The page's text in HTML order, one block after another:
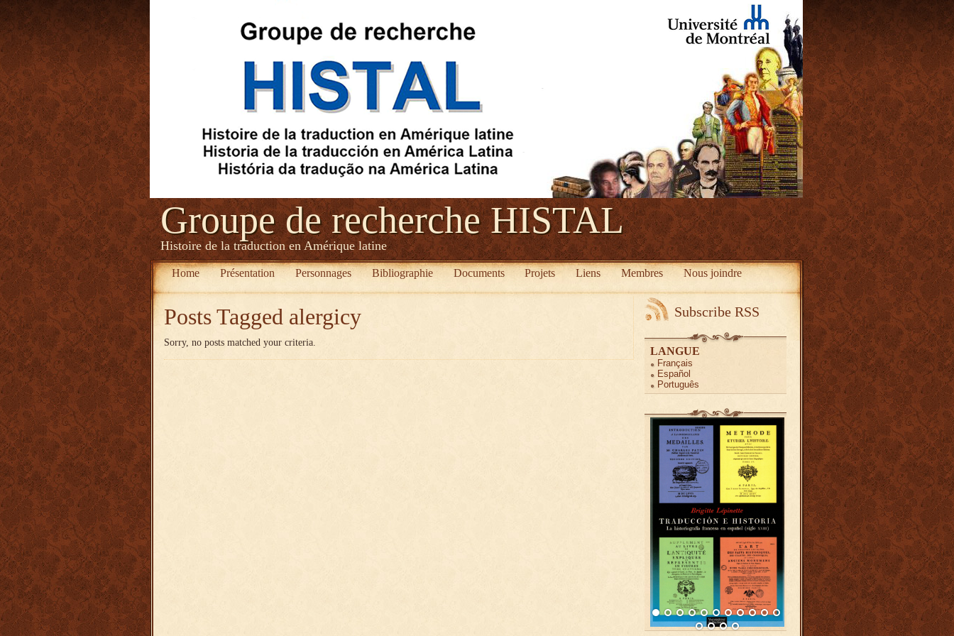
Groupe de recherche HISTAL
Histoire de la traduction en Amérique latine
Home Présentation Personnages Bibliographie Documents Projets Liens Membres Nous joindre
Posts Tagged alergicy
Sorry, no posts matched your criteria.
Subscribe RSS
LANGUE
Français
Español
Português